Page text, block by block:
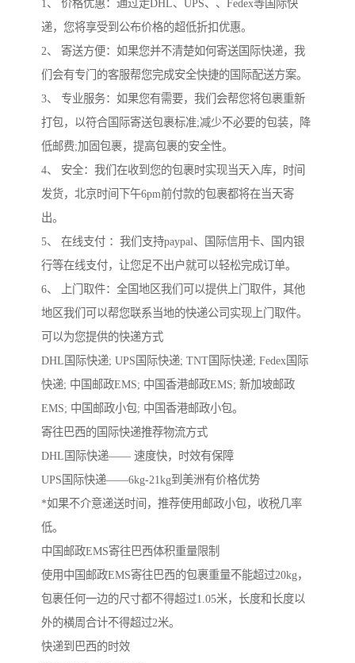
1、 价格优惠：通过走DHL、UPS、、Fedex等国际快
递，您将享受到公布价格的超低折扣优惠。
2、 寄送方便：如果您并不清楚如何寄送国际快递，我
们会有专门的客服帮您完成安全快捷的国际配送方案。
3、 专业服务：如果您有需要，我们会帮您将包裹重新
打包，以符合国际寄送包裹标准;减少不必要的包装，降
低邮费;加固包裹，提高包裹的安全性。
4、 安全：我们在收到您的包裹时实现当天入库，时间
发货，北京时间下午6pm前付款的包裹都将在当天寄
出。
5、 在线支付 ：我们支持paypal、国际信用卡、国内银
行等在线支付，让您足不出户就可以轻松完成订单。
6、 上门取件：全国地区我们可以提供上门取件，其他
地区我们可以帮您联系当地的快递公司实现上门取件。
可以为您提供的快递方式
DHL国际快递; UPS国际快递; TNT国际快递; Fedex国际
快递; 中国邮政EMS; 中国香港邮政EMS; 新加坡邮政
EMS; 中国邮政小包; 中国香港邮政小包。
寄往巴西的国际快递推荐物流方式
DHL国际快递—— 速度快，时效有保障
UPS国际快递——6kg-21kg到美洲有价格优势
*如果不介意递送时间，推荐使用邮政小包，收税几率
低。
中国邮政EMS寄往巴西体积重量限制
使用中国邮政EMS寄往巴西的包裹重量不能超过20kg，
包裹任何一边的尺寸都不得超过1.05米，长度和长度以
外的横周合计不得超过2米。
快递到巴西的时效